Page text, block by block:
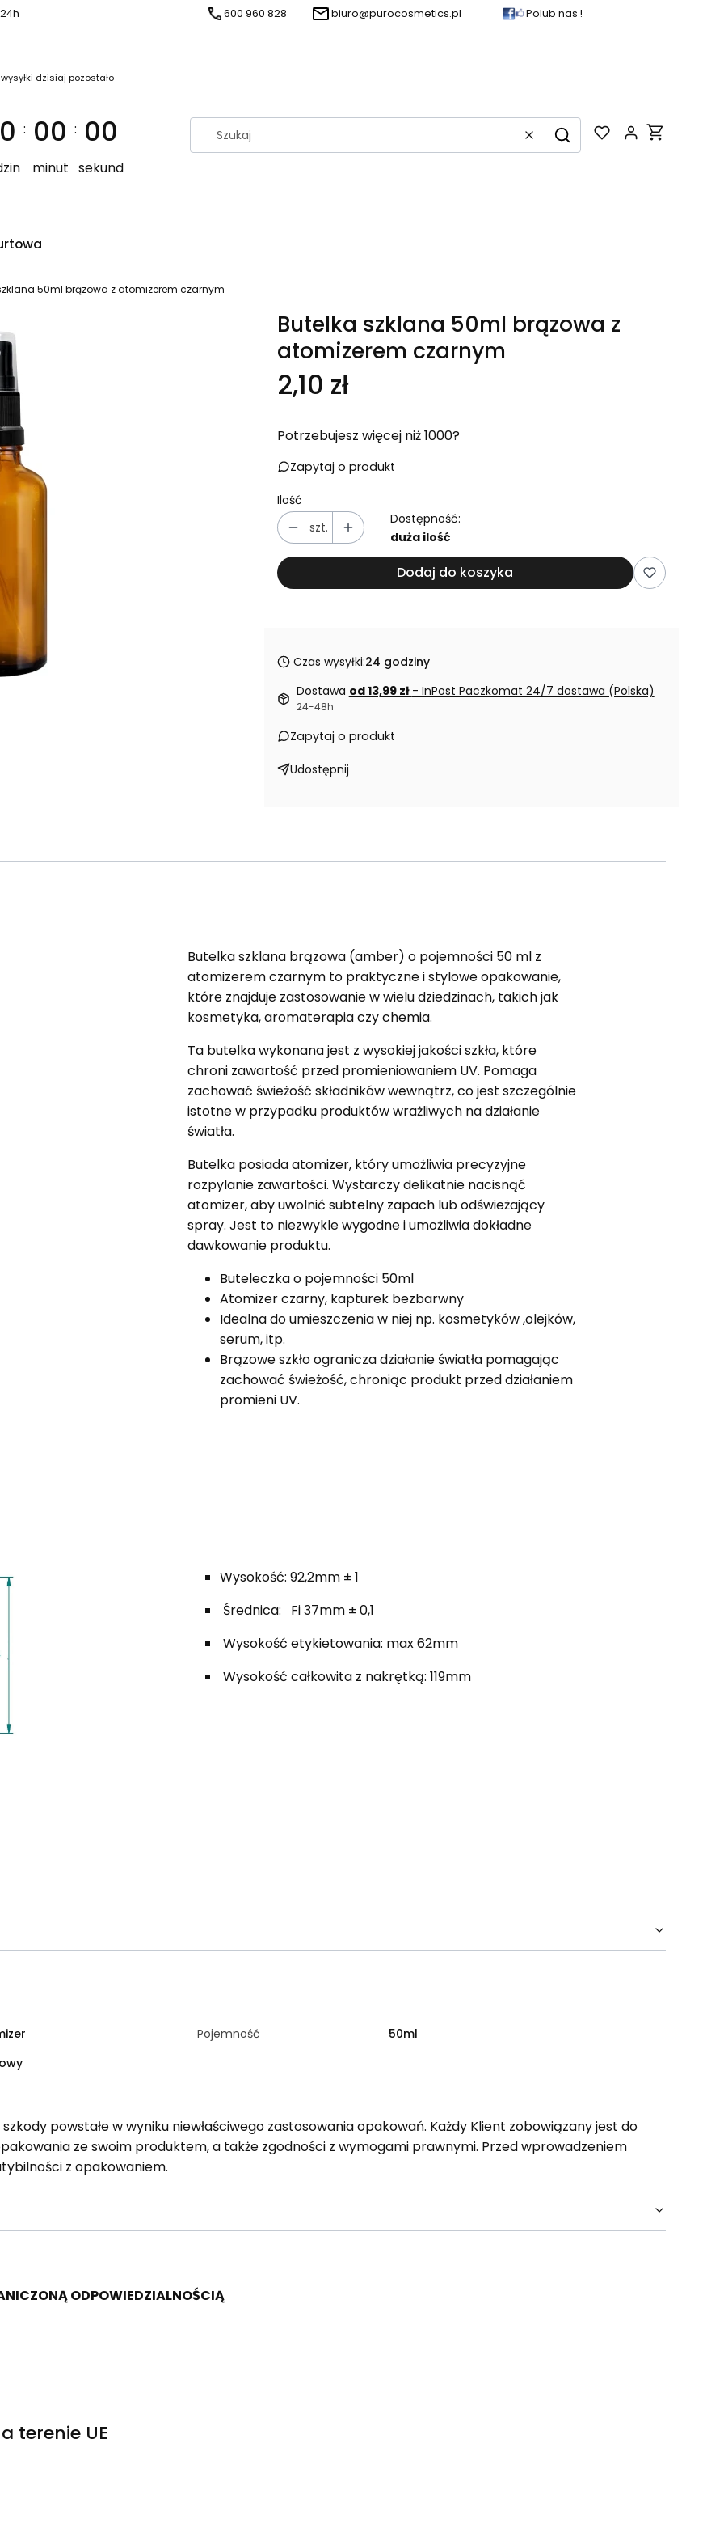
600 960 828 biuro@purocosmetics.pl Polub nas !
dzisiaj pozostało
: 00
minut
: 00
sekund
WyczyśćSzukaj
Produkty w
50ml brązowa z atomizerem czarnym
Butelka szklana 50ml brązowa z
atomizerem czarnym
Cena
2,10 zł
Potrzebujesz więcej niż 1000?
Zapytaj o produkt
Ilość
szt.
Dostępność:
duża ilość
Dodaj do koszyka
Czas wysyłki:24 godziny
Dostawa od 13,99 zł - InPost Paczkomat 24/7 dostawa (Polska)
24-48h
Zapytaj o produkt
Udostępnij
Butelka szklana brązowa (amber) o pojemności 50 ml z
atomizerem czarnym to praktyczne i stylowe opakowanie,
które znajduje zastosowanie w wielu dziedzinach, takich jak
kosmetyka, aromaterapia czy chemia.
Ta butelka wykonana jest z wysokiej jakości szkła, które
chroni zawartość przed promieniowaniem UV. Pomaga
zachować świeżość składników wewnątrz, co jest szczególnie
istotne w przypadku produktów wrażliwych na działanie
światła.
Butelka posiada atomizer, który umożliwia precyzyjne
rozpylanie zawartości. Wystarczy delikatnie nacisnąć
atomizer, aby uwolnić subtelny zapach lub odświeżający
spray. Jest to niezwykle wygodne i umożliwia dokładne
dawkowanie produktu.
Buteleczka o pojemności 50ml
Atomizer czarny, kapturek bezbarwny
Idealna do umieszczenia w niej np. kosmetyków ,olejków,
serum, itp.
Brązowe szkło ogranicza działanie światła pomagając
zachować świeżość, chroniąc produkt przed działaniem
promieni UV.
Wysokość: 92,2mm ± 1
Średnica: Fi 37mm ± 0,1
Wysokość etykietowania: max 62mm
Wysokość całkowita z nakrętką: 119mm
Pojemność
50ml
powstałe w wyniku niewłaściwego zastosowania opakowań. Każdy Klient zobowiązany jest do
ze swoim produktem, a także zgodności z wymogami prawnymi. Przed wprowadzeniem
z opakowaniem.
ODPOWIEDZIALNOŚCIĄ
terenie UE